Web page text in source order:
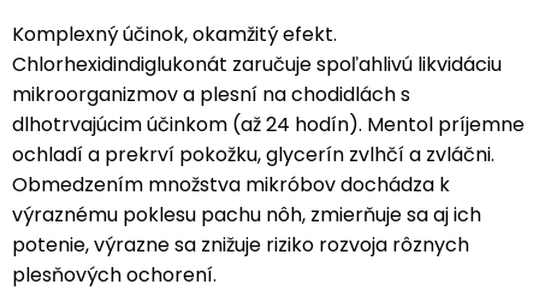
Komplexný účinok, okamžitý efekt.
Chlorhexidindiglukonát zaručuje spoľahlivú likvidáciu
mikroorganizmov a plesní na chodidlách s
dlhotrvajúcim účinkom (až 24 hodín). Mentol príjemne
ochladí a prekrví pokožku, glycerín zvlhčí a zvláčni.
Obmedzením množstva mikróbov dochádza k
výraznému poklesu pachu nôh, zmierňuje sa aj ich
potenie, výrazne sa znižuje riziko rozvoja rôznych
plesňových ochorení.